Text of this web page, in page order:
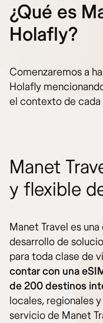
¿Qué es
Holafly?
Comenzaremos a
Holafly
el contexto de cada
Manet
y flexible
Manet Travel es
desarrollo de
para toda clase de
contar con una
de 200 destinos
locales, regionales
servicio de Manet